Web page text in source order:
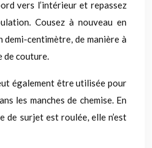
vers l’intérieur et repassez
Cousez à nouveau en
demi-centimètre, de manière à
de couture.
également être utilisée pour
les manches de chemise. En
de surjet est roulée, elle n’est